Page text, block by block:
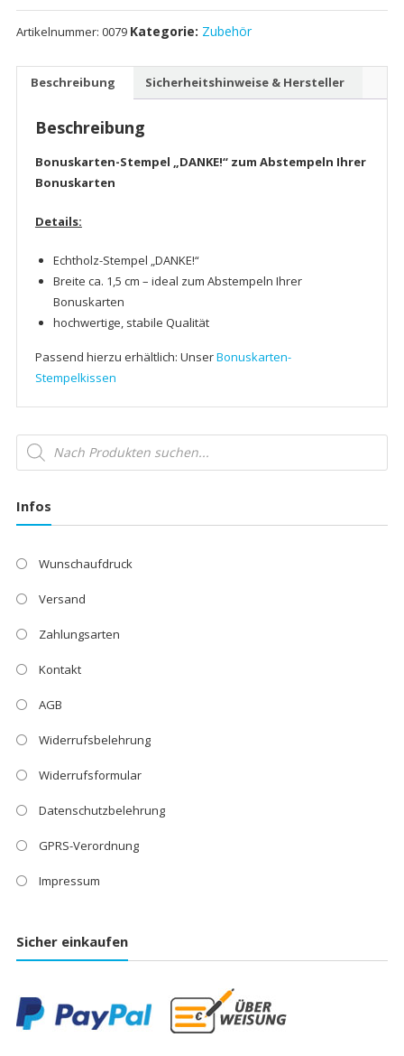
"DANKE!"
Menge
Artikelnummer: 0079 Kategorie: Zubehör
Beschreibung Sicherheitshinweise & Hersteller
Beschreibung
Bonuskarten-Stempel „DANKE!“ zum Abstempeln Ihrer
Bonuskarten
Details:
Echtholz-Stempel „DANKE!“
Breite ca. 1,5 cm – ideal zum Abstempeln Ihrer
Bonuskarten
hochwertige, stabile Qualität
Passend hierzu erhältlich: UnserBonuskarten-
Stempelkissen
Products
search
Infos
Wunschaufdruck
Versand
Zahlungsarten
Kontakt
AGB
Widerrufsbelehrung
Widerrufsformular
Datenschutzbelehrung
GPRS-Verordnung
Impressum
Sicher einkaufen